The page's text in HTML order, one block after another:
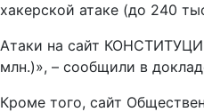
хакерской атаке (до 240
Атаки на сайт
млн.)», – сообщили в
Кроме того, сайт